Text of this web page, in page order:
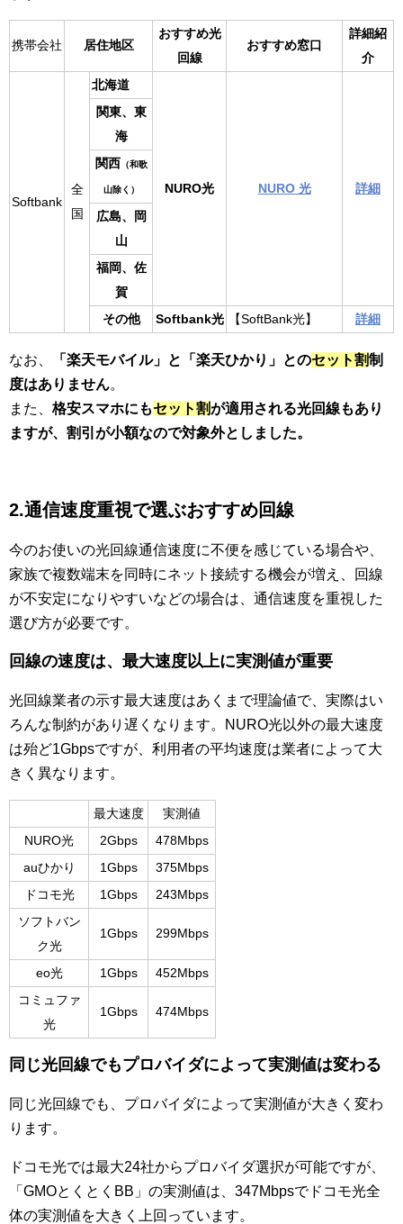
携帯会社 居住地区
おすすめ光
回線
おすすめ窓口
詳細紹
介
Softbank
全
国
北海道
NURO光 NURO 光 詳細
関東、東
海
関西 （和歌
山除く）
広島、岡
山
福岡、佐
賀
その他
Softbank光 【SoftBank光】 詳細
なお、 「楽天モバイル」と「楽天ひかり」とのセット割制
度はありません。
また、 格安スマホにもセット割が適用される光回線もあり
ますが、割引が小額なので対象外としました。
2.通信速度重視で選ぶおすすめ回線
今のお使いの光回線通信速度に不便を感じている場合や、
家族で複数端末を同時にネット接続する機会が増え、回線
が不安定になりやすいなどの場合は、通信速度を重視した
選び方が必要です。
回線の速度は、最大速度以上に実測値が重要
光回線業者の示す最大速度はあくまで理論値で、実際はい
ろんな制約があり遅くなります。NURO光以外の最大速度
は殆ど1Gbpsですが、利用者の平均速度は業者によって大
きく異なります。
最大速度
実測値
NURO光
2Gbps
478Mbps
auひかり
1Gbps
375Mbps
ドコモ光
1Gbps
243Mbps
ソフトバン
ク光
1Gbps 299Mbps
eo光 1Gbps
452Mbps
コミュファ
光
1Gbps 474Mbps
同じ光回線でもプロバイダによって実測値は変わる
同じ光回線でも、プロバイダによって実測値が大きく変わ
ります。
ドコモ光では最大24社からプロバイダ選択が可能ですが、
「GMOとくとくBB」の実測値は、347Mbpsでドコモ光全
体の実測値を大きく上回っています。